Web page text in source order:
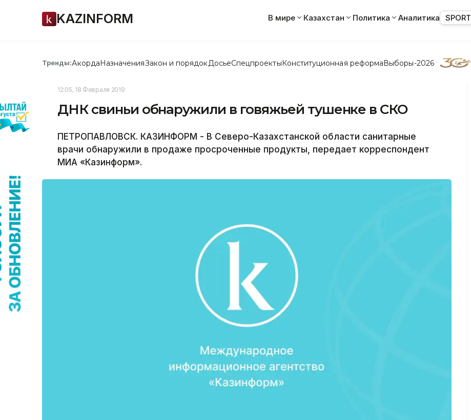
KAZINFORM В мире Казахстан Политика Аналитика SPORT
Тренды:АкордаНазначенияЗакон и порядок ДосьеСпецпроектыКонституционная реформаВыборы-2026
12:05, 18 Февраля 2019
ДНК свиньи обнаружили в говяжьей тушенке в СКО
ПЕТРОПАВЛОВСК. КАЗИНФОРМ - В Северо-Казахстанской области санитарные
врачи обнаружили в продаже просроченные продукты, передает корреспондент
МИА «Казинформ».